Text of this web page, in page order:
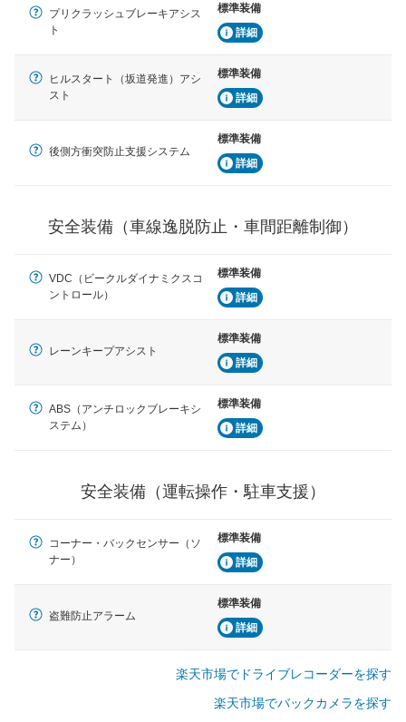
車間距離制御
安全な車間距離を保ちながら前車を追従するアダプティ
ブ・クルーズ・コントロールなどが装備されています。
運転・駐車支援
駐車をスムーズに行うためにインテリジェンスパーキン
グ・アシストやサイドブラインドモニターなどが装備さ
プリクラッシュブレーキアシス
ト
標準装備
詳細
ヒルスタート（坂道発進）アシ
スト
標準装備
詳細
後側方衝突防止支援システム
標準装備
詳細
安全装備（車線逸脱防止・車間距離制御）
VDC（ビークルダイナミクスコ
ントロール）
標準装備
詳細
レーンキープアシスト
標準装備
詳細
ABS（アンチロックブレーキシ
ステム）
標準装備
詳細
安全装備（運転操作・駐車支援）
コーナー・バックセンサー（ソ
ナー）
標準装備
詳細
盗難防止アラーム
標準装備
詳細
楽天市場でドライブレコーダーを探す
楽天市場でバックカメラを探す